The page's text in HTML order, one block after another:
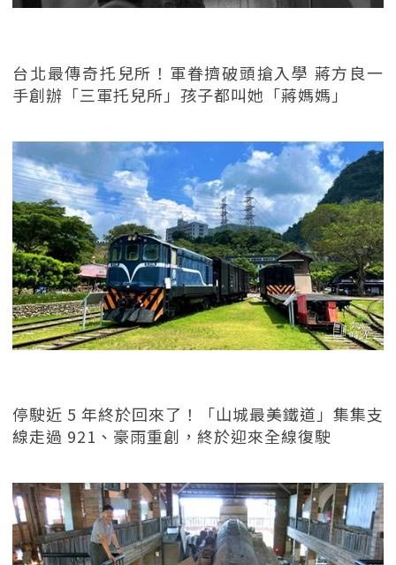
台北最傳奇托兒所！軍眷擠破頭搶入學 蔣方良一
手創辦「三軍托兒所」孩子都叫她「蔣媽媽」
停駛近 5 年終於回來了！「山城最美鐵道」集集支
線走過 921、豪雨重創，終於迎來全線復駛